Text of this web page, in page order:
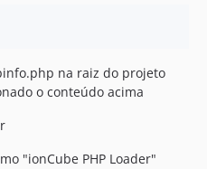
na raiz do projeto
o conteúdo acima
"ionCube PHP Loader"